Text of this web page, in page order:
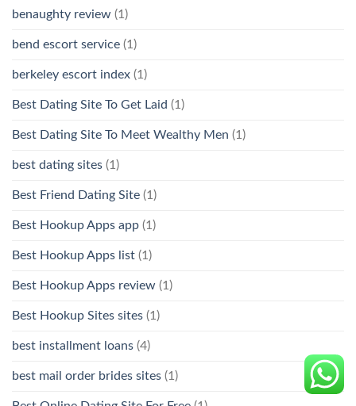
benaughty review (1)
bend escort service (1)
berkeley escort index (1)
Best Dating Site To Get Laid (1)
Best Dating Site To Meet Wealthy Men (1)
best dating sites (1)
Best Friend Dating Site (1)
Best Hookup Apps app (1)
Best Hookup Apps list (1)
Best Hookup Apps review (1)
Best Hookup Sites sites (1)
best installment loans (4)
best mail order brides sites (1)